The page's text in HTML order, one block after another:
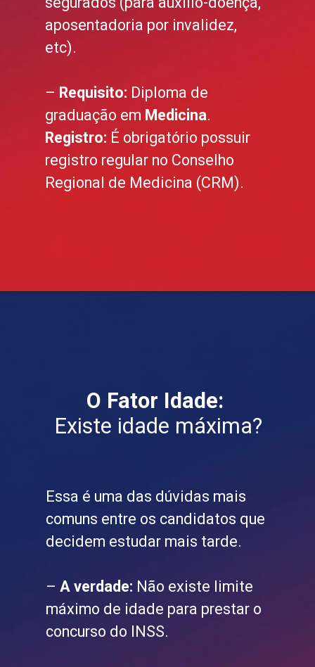
aposentadoria por invalidez,
etc).
– Requisito: Diploma de
graduação em Medicina.
Registro: É obrigatório possuir
registro regular no Conselho
Regional de Medicina (CRM).
O Fator Idade:
Existe idade máxima?
Essa é uma das dúvidas mais
comuns entre os candidatos que
decidem estudar mais tarde.
–A verdade: Não existe limite
máximo de idade para prestar o
concurso do INSS.